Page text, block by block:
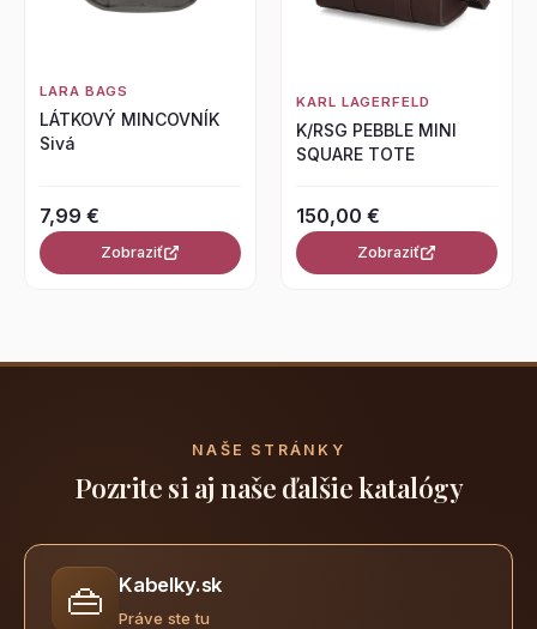
LARA BAGS
LÁTKOVÝ MINCOVNÍK
Sivá
7,99 €
Zobraziť
KARL LAGERFELD
K/RSG PEBBLE MINI
SQUARE TOTE
150,00 €
Zobraziť
NAŠE STRÁNKY
Pozrite si aj naše ďalšie katalógy
👜 Kabelky.sk
Práve ste tu